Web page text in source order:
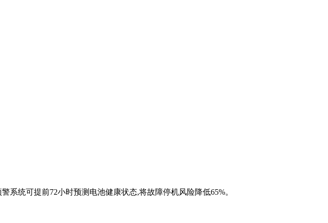
统可提前72小时预测电池健康状态,将故障停机风险降低65%。